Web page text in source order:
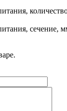
сечение,